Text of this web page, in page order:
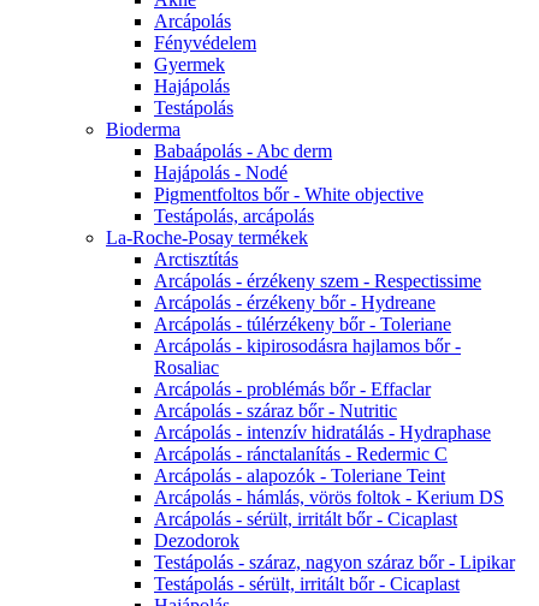
Arcápolás
Fényvédelem
Gyermek
Hajápolás
Testápolás
Bioderma
Babaápolás - Abc derm
Hajápolás - Nodé
Pigmentfoltos bőr - White objective
Testápolás, arcápolás
La-Roche-Posay termékek
Arctisztítás
Arcápolás - érzékeny szem - Respectissime
Arcápolás - érzékeny bőr - Hydreane
Arcápolás - túlérzékeny bőr - Toleriane
Arcápolás - kipirosodásra hajlamos bőr -
Rosaliac
Arcápolás - problémás bőr - Effaclar
Arcápolás - száraz bőr - Nutritic
Arcápolás - intenzív hidratálás - Hydraphase
Arcápolás - ránctalanítás - Redermic C
Arcápolás - alapozók - Toleriane Teint
Arcápolás - hámlás, vörös foltok - Kerium DS
Arcápolás - sérült, irritált bőr - Cicaplast
Dezodorok
Testápolás - száraz, nagyon száraz bőr - Lipikar
Testápolás - sérült, irritált bőr - Cicaplast